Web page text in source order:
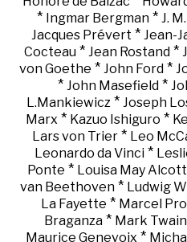
* Ingmar Bergman* J.
Jacques Prévert * Jean-
Cocteau * Jean Rostand *
von Goethe * John Ford *
* John Masefield *
L.Mankiewicz* Joseph
Marx * Kazuo Ishiguro *
Lars von Trier* Leo
Leonardo da Vinci *
Ponte * Louisa May Alcott
van Beethoven * Ludwig
La Fayette * Marcel
Braganza* Mark Twain
Maurice Genevoix *